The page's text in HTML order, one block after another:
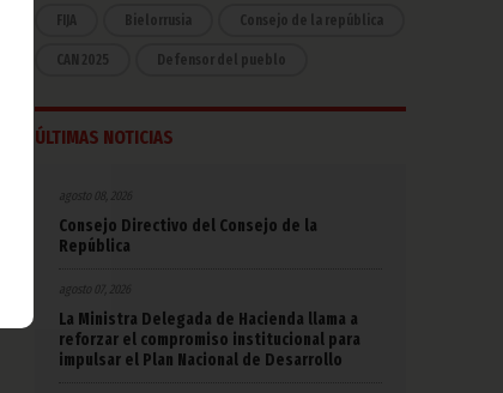
FIJA Bielorrusia Consejo de la república
CAN 2025 Defensor del pueblo
ÚLTIMAS NOTICIAS
agosto 08, 2026
Consejo Directivo del Consejo de la
República
agosto 07, 2026
La Ministra Delegada de Hacienda llama a
reforzar el compromiso institucional para
impulsar el Plan Nacional de Desarrollo